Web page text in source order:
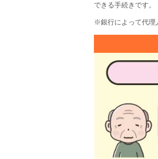
できる手続きです。
※銀行によって代理